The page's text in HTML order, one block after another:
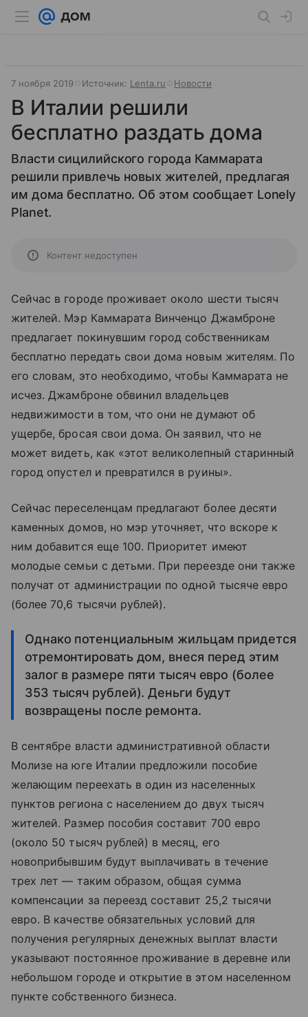
7 ноября 2019 Источник: Lenta.ru Новости
В Италии решили
бесплатно раздать дома
Власти сицилийского города Каммарата
решили привлечь новых жителей, предлагая
им дома бесплатно. Об этом сообщает Lonely
Planet.
Контент недоступен
Сейчас в городе проживает около шести тысяч
жителей. Мэр Каммарата Винченцо Джамброне
предлагает покинувшим город собственникам
бесплатно передать свои дома новым жителям. По
его словам, это необходимо, чтобы Каммарата не
исчез. Джамброне обвинил владельцев
недвижимости в том, что они не думают об
ущербе, бросая свои дома. Он заявил, что не
может видеть, как «этот великолепный старинный
город опустел и превратился в руины».
Сейчас переселенцам предлагают более десяти
каменных домов, но мэр уточняет, что вскоре к
ним добавится еще 100. Приоритет имеют
молодые семьи с детьми. При переезде они также
получат от администрации по одной тысяче евро
(более 70,6 тысячи рублей).
Однако потенциальным жильцам придется
отремонтировать дом, внеся перед этим
залог в размере пяти тысяч евро (более
353 тысяч рублей). Деньги будут
возвращены после ремонта.
В сентябре власти административной области
Молизе на юге Италии предложили пособие
желающим переехать в один из населенных
пунктов региона с населением до двух тысяч
жителей. Размер пособия составит 700 евро
(около 50 тысяч рублей) в месяц, его
новоприбывшим будут выплачивать в течение
трех лет — таким образом, общая сумма
компенсации за переезд составит 25,2 тысячи
евро. В качестве обязательных условий для
получения регулярных денежных выплат власти
указывают постоянное проживание в деревне или
небольшом городе и открытие в этом населенном
пункте собственного бизнеса.